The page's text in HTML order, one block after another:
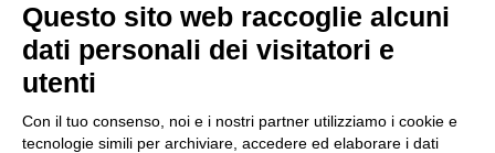
OGGETTO
Nessun risultato
LOCALIZZAZIONE
Questo sito web raccoglie alcuni
dati personali dei visitatori e
utenti
Con il tuo consenso, noi e i nostri partner utilizziamo i cookie e
tecnologie simili per archiviare, accedere ed elaborare i dati